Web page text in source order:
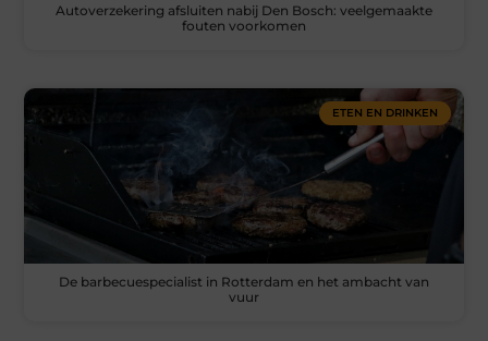
Autoverzekering afsluiten nabij Den Bosch: veelgemaakte
fouten voorkomen
ETEN EN DRINKEN
De barbecuespecialist in Rotterdam en het ambacht van
vuur